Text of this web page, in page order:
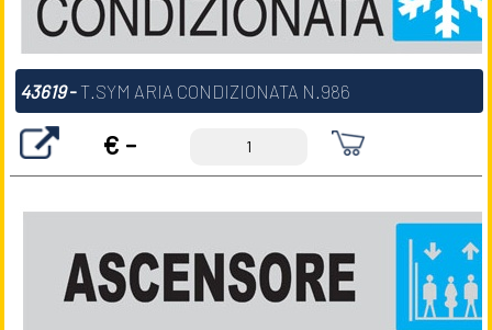
43619- T.SYM ARIA CONDIZIONATA N.986
€ -